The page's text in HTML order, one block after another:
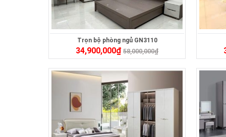
Trọn bộ phòng ngủ GN3110
34,900,000₫ 58,000,000₫